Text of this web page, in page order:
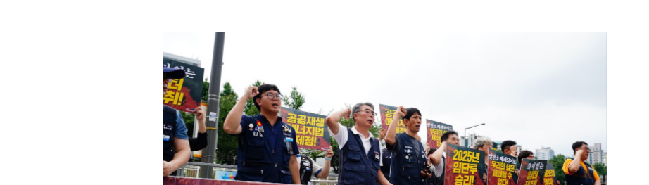
AI의 숨은 환경 비용: 데이터센터 확산..
AI는 어떻게 미국 민주주의를 잠식하고 ..
우크라이나, 덴마크, 에스토니아, 네덜란..